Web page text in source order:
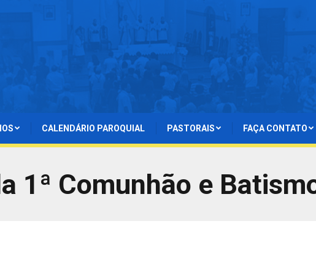
CALENDÁRIO PAROQUIAL PASTORAIS FAÇA CONTATO
1ª Comunhão e